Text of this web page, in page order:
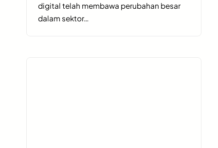
digital telah membawa perubahan besar
dalam sektor…